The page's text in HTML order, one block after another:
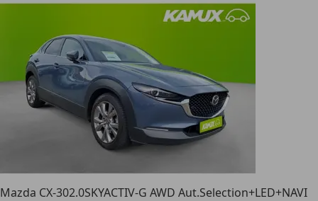
Mazda CX-302.0SKYACTIV-G AWD Aut.Selection+LED+NAVI